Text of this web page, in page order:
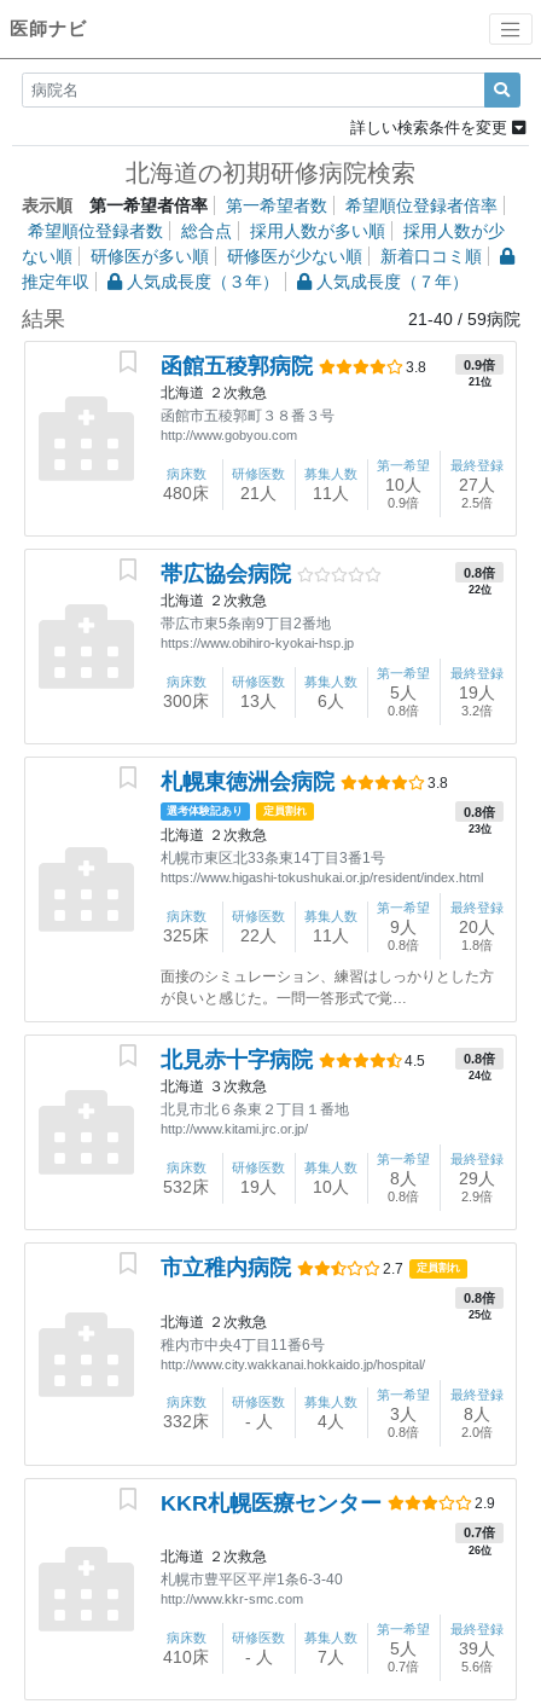
医師ナビ
詳しい検索条件を変更
北海道の初期研修病院検索
表示順 第一希望者倍率 第一希望者数
希望順位登録者倍率
希望順位登録者数
総合点 採用人数が多い順
採用人数が少
ない順
研修医が多い順 研修医が少ない順
新着口コミ順
推定年収
人気成長度（３年） 人気成長度（７年）
結果 21-40/ 59病院
函館五稜郭病院 3.8 0.9倍
21位
北海道 ２次救急
函館市五稜郭町３８番３号
http://www.gobyou.com
病床数
480床
研修医数
21人
募集人数
11人
第一希望
10人
0.9倍
最終登録
27人
2.5倍
帯広協会病院 0.8倍
22位
北海道 ２次救急
帯広市東5条南9丁目2番地
https://www.obihiro-kyokai-hsp.jp
病床数
300床
研修医数
13人
募集人数
6人
第一希望
5人
0.8倍
最終登録
19人
3.2倍
札幌東徳洲会病院 3.8
選考体験記あり 定員割れ 0.8倍
23位
北海道 ２次救急
札幌市東区北33条東14丁目3番1号
https://www.higashi-tokushukai.or.jp/resident/index.html
病床数
325床
研修医数
22人
募集人数
11人
第一希望
9人
0.8倍
最終登録
20人
1.8倍
面接のシミュレーション、練習はしっかりとした方
が良いと感じた。一問一答形式で覚…
北見赤十字病院 4.5 0.8倍
24位
北海道 ３次救急
北見市北６条東２丁目１番地
http://www.kitami.jrc.or.jp/
病床数
532床
研修医数
19人
募集人数
10人
第一希望
8人
0.8倍
最終登録
29人
2.9倍
市立稚内病院 2.7 定員割れ
0.8倍
25位
北海道 ２次救急
稚内市中央4丁目11番6号
http://www.city.wakkanai.hokkaido.jp/hospital/
病床数
332床
研修医数
- 人
募集人数
4人
第一希望
3人
0.8倍
最終登録
8人
2.0倍
KKR札幌医療センター 2.9
0.7倍
26位
北海道 ２次救急
札幌市豊平区平岸1条6-3-40
http://www.kkr-smc.com
病床数
410床
研修医数
- 人
募集人数
7人
第一希望
5人
0.7倍
最終登録
39人
5.6倍